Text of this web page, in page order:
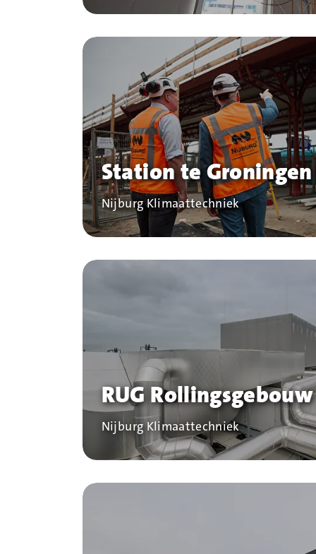
Station te Groningen
Bedrijf
Nijburg Klimaattechniek
RUG
Bedrijf
Nijburg Klimaattechniek